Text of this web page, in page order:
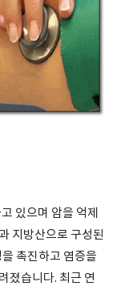
있으며 암을 억제
지방산으로 구성된
촉진하고 염증을
졌습니다. 최근 연